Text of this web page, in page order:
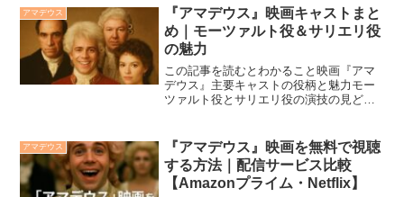
掘り！映画『アマデウス』（1984年）の
サウンドトラックは、...
アマデウス
『アマデウス』映画キャストまと
め｜モーツァルト役＆サリエリ役
の魅力
この記事を読むとわかること映画『アマ
デウス』主要キャストの役柄と魅力モー
ツァルト役とサリエリ役の演技の見どこ
カデミー賞8部門を受賞した名作です。物
語を彩るのは、天才作...
アマデウス
『アマデウス』映画を無料で視聴
する方法｜配信サービス比較
【Amazonプライム・Netflix】